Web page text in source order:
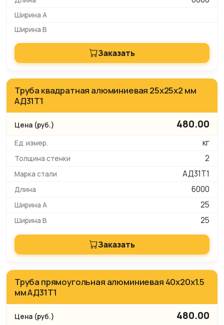
Заказать
Труба квадратная алюминиевая 25х25х2 мм
АД31Т1
480.00
кг
2
АД31Т1
6000
25
25
Заказать
Труба прямоугольная алюминиевая 40х20х1.5
мм АД31Т1
480.00